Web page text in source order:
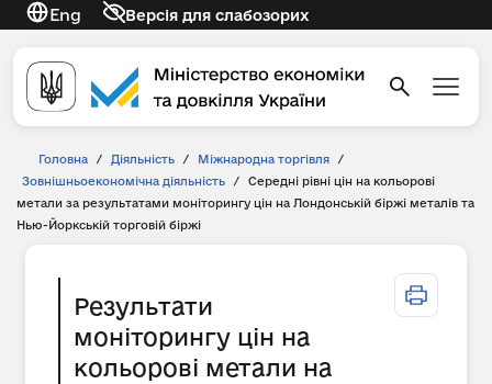
Eng Версія для слабозорих
Головна / Діяльність / Міжнародна торгівля
/
Зовнішньоекономічна діяльність
/
Середні рівні цін на кольорові
метали за результатами моніторингу цін на Лондонській біржі металів та
Нью-Йоркській торговій біржі
Результати
моніторингу цін на
кольорові метали на